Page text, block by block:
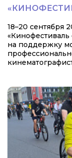
18–20 сентября
на поддержку